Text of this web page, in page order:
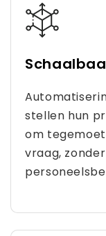
stellen hun
om
vraag,